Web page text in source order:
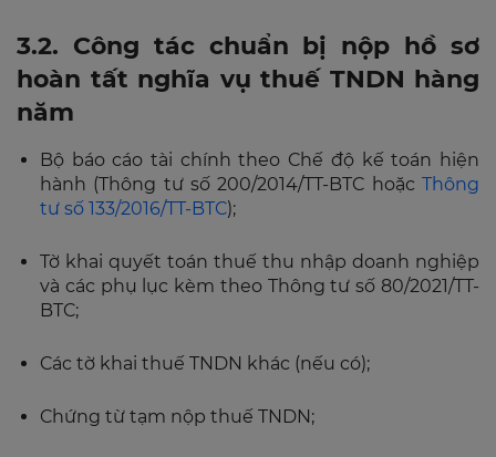
3.2. Công tác chuẩn bị nộp hồ sơ
hoàn tất nghĩa vụ thuế TNDN hàng
năm
Bộ báo cáo tài chính theo Chế độ kế toán hiện
hành (Thông tư số 200/2014/TT-BTC hoặc Thông
tư số 133/2016/TT-BTC);
Tờ khai quyết toán thuế thu nhập doanh nghiệp
và các phụ lục kèm theo Thông tư số 80/2021/TT-
BTC;
Các tờ khai thuế TNDN khác (nếu có);
Chứng từ tạm nộp thuế TNDN;